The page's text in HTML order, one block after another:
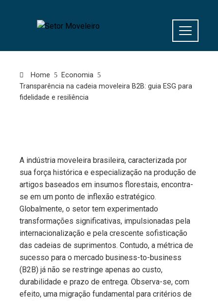
Home
Economia
Transparência na cadeia moveleira B2B: guia ESG para
fidelidade e resiliência
A indústria moveleira brasileira, caracterizada por
sua força histórica e especialização na produção de
artigos baseados em insumos florestais, encontra-
se em um ponto de inflexão estratégico.
Globalmente, o setor tem experimentado
transformações significativas, impulsionadas pela
internacionalização e pela crescente sofisticação
das cadeias de suprimentos. Contudo, a métrica de
sucesso para o mercado business-to-business
(B2B) já não se restringe apenas ao custo,
durabilidade e prazo de entrega. Observa-se, com
efeito, uma migração fundamental para critérios de